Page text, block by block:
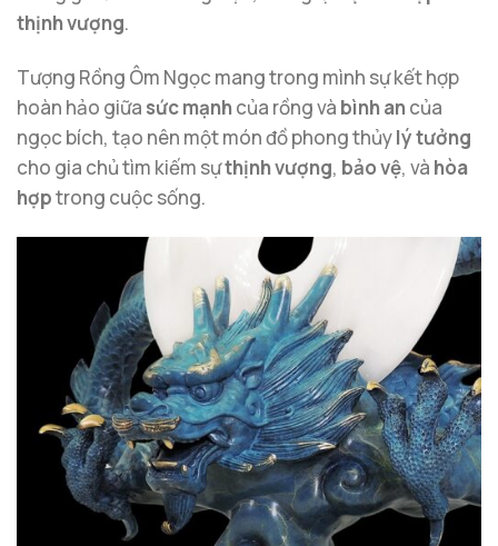
thịnh vượng.
Tượng Rồng Ôm Ngọc mang trong mình sự kết hợp
hoàn hảo giữa sức mạnhcủa rồng và bình ancủa
ngọc bích, tạo nên một món đồ phong thủylý tưởng
cho gia chủ tìm kiếm sựthịnh vượng, bảo vệ, và hòa
hợptrong cuộc sống.